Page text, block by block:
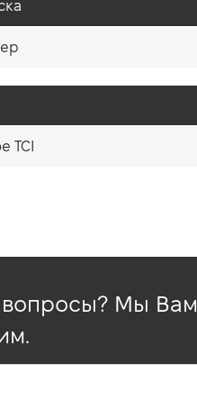
TCI
вопросы? Мы Вам